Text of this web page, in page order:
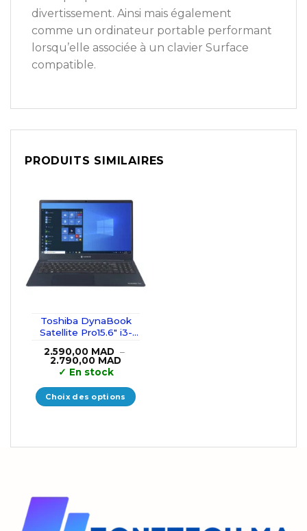
divertissement. Ainsi mais également
comme un ordinateur portable performant
lorsqu’elle associée à un clavier Surface
compatible.
PRODUITS SIMILAIRES
Toshiba DynaBook
Satellite Pro15.6″ i3-
SSD
2.590,00 MAD –
2.790,00 MAD
2.590,00 MAD
à
2.790,00 MAD
✓ En stock
Choix des options
peuvent
être